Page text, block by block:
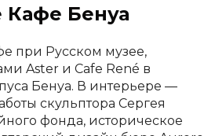
Кафе Бенуа
при Русском музее,
Aster и Cafe René в
Бенуа. В интерьере —
скульптора Сергея
фонда, историческое